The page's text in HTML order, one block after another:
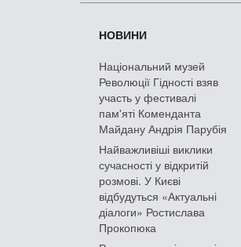
НОВИНИ
Національний музей
Революції Гідності взяв
участь у фестивалі
пам'яті Коменданта
Майдану Андрія Парубія
Найважливіші виклики
сучасності у відкритій
розмові. У Києві
відбудуться «Актуальні
діалоги» Ростислава
Прокопюка